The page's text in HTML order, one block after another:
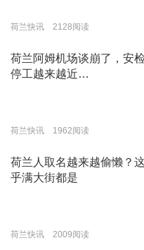
荷兰快讯 2128阅读
荷兰阿姆机场谈崩了，安
停工越来越近…
荷兰快讯 1962阅读
荷兰人取名越来越偷懒？
乎满大街都是
荷兰快讯 2009阅读